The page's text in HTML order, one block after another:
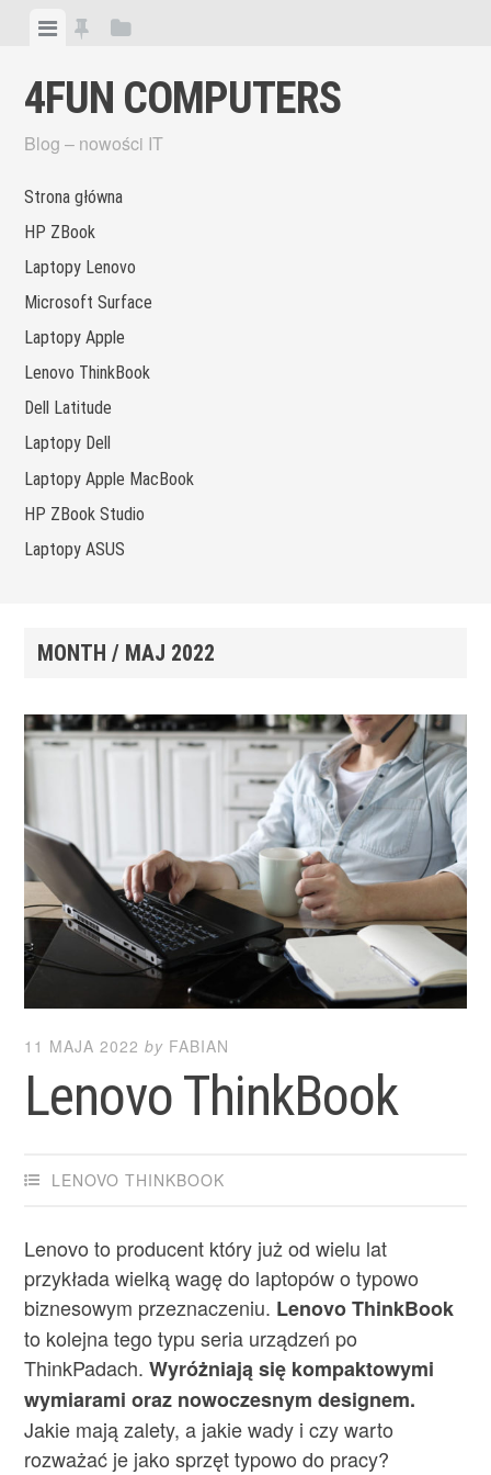
Skip
content
ViewView
posts
View
4FUN COMPUTERS
Blog – nowości IT
Strona główna
HP ZBook
Laptopy Lenovo
Microsoft Surface
Laptopy Apple
Lenovo ThinkBook
Dell Latitude
Laptopy Dell
Laptopy Apple MacBook
HP ZBook Studio
Laptopy ASUS
MONTH / MAJ 2022
11 MAJA 2022 by FABIAN
Lenovo ThinkBook
LENOVO THINKBOOK
Lenovo to producent który już od wielu lat
przykłada wielką wagę do laptopów o typowo
biznesowym przeznaczeniu. Lenovo ThinkBook
to kolejna tego typu seria urządzeń po
ThinkPadach.Wyróżniają się kompaktowymi
wymiarami oraz nowoczesnym designem.
Jakie mają zalety, a jakie wady i czy warto
rozważać je jako sprzęt typowo do pracy?